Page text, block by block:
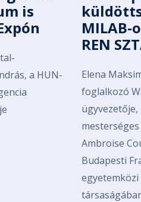
is
a HUN-
MILAB-
REN
Elena
foglalkozó
ügyvezetője,
Ambroise
Budapesti